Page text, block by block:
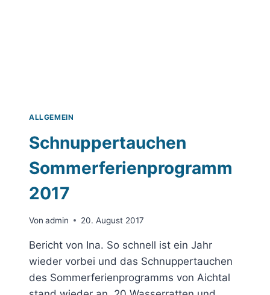
ALLGEMEIN
Schnuppertauchen
Sommerferienprogramm
2017
Von admin 20. August 2017
Bericht von Ina. So schnell ist ein Jahr
wieder vorbei und das Schnuppertauchen
des Sommerferienprogramms von Aichtal